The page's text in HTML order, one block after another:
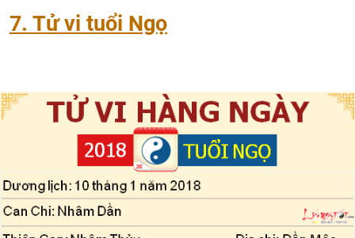
7. Tử vi tuổi Ngọ